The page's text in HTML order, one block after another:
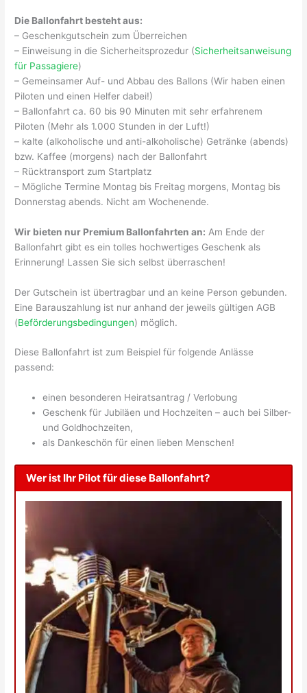
Die Ballonfahrt besteht aus:
– Geschenkgutschein zum Überreichen
– Einweisung in die Sicherheitsprozedur (Sicherheitsanweisung
für Passagiere)
– Gemeinsamer Auf- und Abbau des Ballons (Wir haben einen
Piloten und einen Helfer dabei!)
– Ballonfahrt ca. 60 bis 90 Minuten mit sehr erfahrenem
Piloten (Mehr als 1.000 Stunden in der Luft!)
– kalte (alkoholische und anti-alkoholische) Getränke (abends)
bzw. Kaffee (morgens) nach der Ballonfahrt
– Rücktransport zum Startplatz
– Mögliche Termine Montag bis Freitag morgens, Montag bis
Donnerstag abends. Nicht am Wochenende.
Wir bieten nur Premium Ballonfahrten an: Am Ende der
Ballonfahrt gibt es ein tolles hochwertiges Geschenk als
Erinnerung! Lassen Sie sich selbst überraschen!
Der Gutschein ist übertragbar und an keine Person gebunden.
Eine Barauszahlung ist nur anhand der jeweils gültigen AGB
(Beförderungsbedingungen) möglich.
Diese Ballonfahrt ist zum Beispiel für folgende Anlässe
passend:
einen besonderen Heiratsantrag / Verlobung
Geschenk für Jubiläen und Hochzeiten – auch bei Silber-
und Goldhochzeiten,
als Dankeschön für einen lieben Menschen!
Wer ist Ihr Pilot für diese Ballonfahrt?